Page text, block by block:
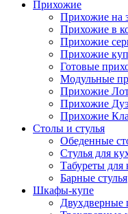
Прихожие
Прихожие на
Прихожие в
Прихожие
Прихожие
Готовые
Модульные
Прихожие
Прихожие
Прихожие
Столы и стулья
Обеденные
Стулья для
Табуреты для
Барные стулья
Шкафы-купе